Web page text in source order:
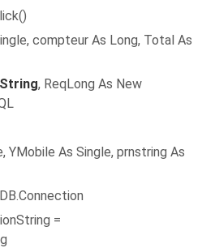
compteur As Long, Total As
String, ReqLong As New
As Single, prnstring As
=